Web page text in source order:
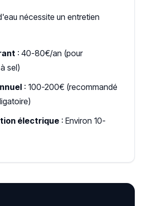
nécessite un entretien
: 40-80€/an (pour
sel)
: 100-200€ (recommandé
électrique : Environ 10-